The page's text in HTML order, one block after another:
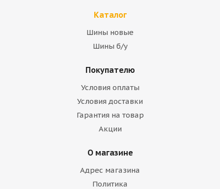
Каталог
Шины новые
Шины б/у
Покупателю
Условия оплаты
Условия доставки
Гарантия на товар
Акции
О магазине
Адрес магазина
Политика